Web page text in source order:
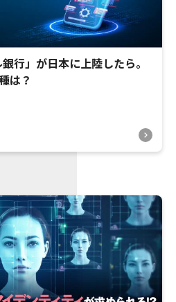
行」が日本に上陸したら。
は？